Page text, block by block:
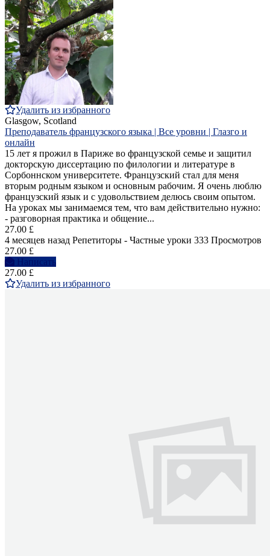
Удалить из избранного
Glasgow, Scotland
Преподаватель французского языка | Все уровни | Глазго и
онлайн
15 лет я прожил в Париже во французской семье и защитил
докторскую диссертацию по филологии и литературе в
Сорбоннском университете. Французский стал для меня
вторым родным языком и основным рабочим. Я очень люблю
французский язык и с удовольствием делюсь своим опытом.
На уроках мы занимаемся тем, что вам действительно нужно:
- разговорная практика и общение...
27.00 £
4 месяцев назад Репетиторы - Частные уроки 333 Просмотров
27.00 £
Написать
27.00 £
Удалить из избранного